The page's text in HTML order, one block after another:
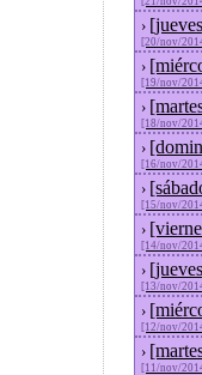
›
[20/nov/
›
[19/nov/
›
[18/nov/
›
[16/nov/
›
[15/nov/
›
[14/nov/
›
[13/nov/
›
[12/nov/
›
[11/nov/